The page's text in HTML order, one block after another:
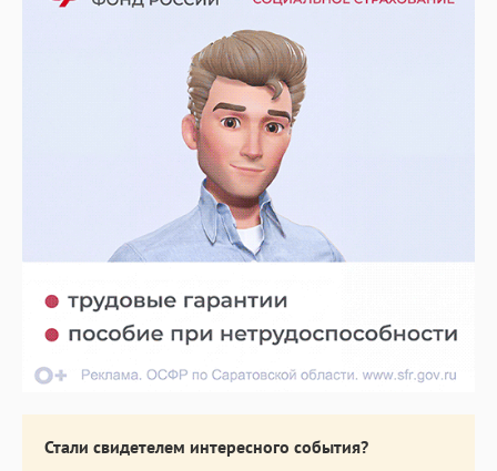
Стали свидетелем интересного события?